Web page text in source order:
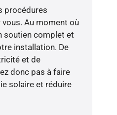
procédures
Au moment où
soutien complet et
installation. De
et de
donc pas à faire
solaire et réduire